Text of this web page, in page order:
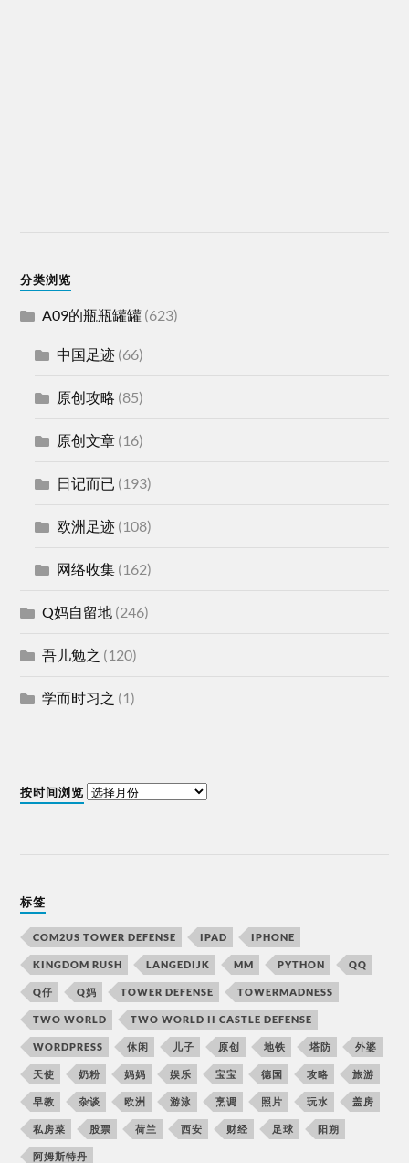
分类浏览
A09的瓶瓶罐罐 (623)
中国足迹 (66)
原创攻略 (85)
原创文章 (16)
日记而已 (193)
欧洲足迹 (108)
网络收集 (162)
Q妈自留地 (246)
吾儿勉之 (120)
学而时习之 (1)
按时间浏览
标签
COM2US TOWER DEFENSE IPAD IPHONE
KINGDOM RUSH LANGEDIJK MM PYTHON QQ
Q仔 Q妈 TOWER DEFENSE TOWERMADNESS
TWO WORLD TWO WORLD II CASTLE DEFENSE
WORDPRESS 休闲 儿子 原创 地铁 塔防 外婆
天使 奶粉 妈妈 娱乐 宝宝 德国 攻略 旅游
早教 杂谈 欧洲 游泳 烹调 照片 玩水 盖房
私房菜 股票 荷兰 西安 财经 足球 阳朔
阿姆斯特丹